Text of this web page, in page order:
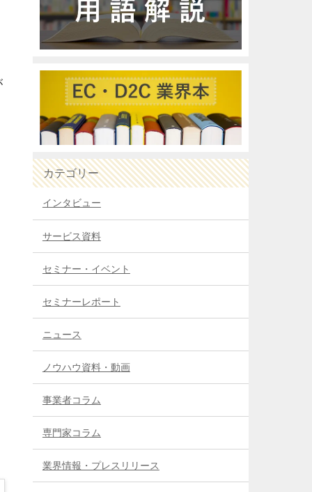
カテゴリー
インタビュー
サービス資料
セミナー・イベント
セミナーレポート
ニュース
ノウハウ資料・動画
事業者コラム
専門家コラム
業界情報・プレスリリース